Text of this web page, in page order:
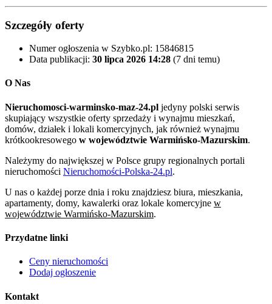
Szczegóły oferty
Numer ogłoszenia w Szybko.pl: 15846815
Data publikacji: 30 lipca 2026 14:28 (7 dni temu)
O Nas
Nieruchomosci-warminsko-maz-24.pl jedyny polski serwis
skupiający wszystkie oferty sprzedaży i wynajmu mieszkań,
domów, działek i lokali komercyjnych, jak również wynajmu
krótkookresowego w województwie Warmińsko-Mazurskim.
Należymy do największej w Polsce grupy regionalnych portali
nieruchomości Nieruchomości-Polska-24.pl.
U nas o każdej porze dnia i roku znajdziesz biura, mieszkania,
apartamenty, domy, kawalerki oraz lokale komercyjne w
województwie Warmińsko-Mazurskim.
Przydatne linki
Ceny nieruchomości
Dodaj ogłoszenie
Kontakt